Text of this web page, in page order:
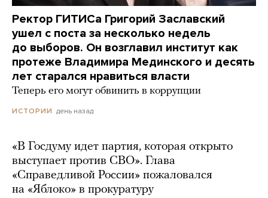
Ректор ГИТИСа Григорий Заславский
ушел с поста за несколько недель
до выборов. Он возглавил институт как
протеже Владимира Мединского и десять
лет старался нравиться власти
Теперь его могут обвинить в коррупции
ИСТОРИИ день назад
«В Госдуму идет партия, которая открыто
выступает против СВО». Глава
«Справедливой России» пожаловался
на «Яблоко» в прокуратуру